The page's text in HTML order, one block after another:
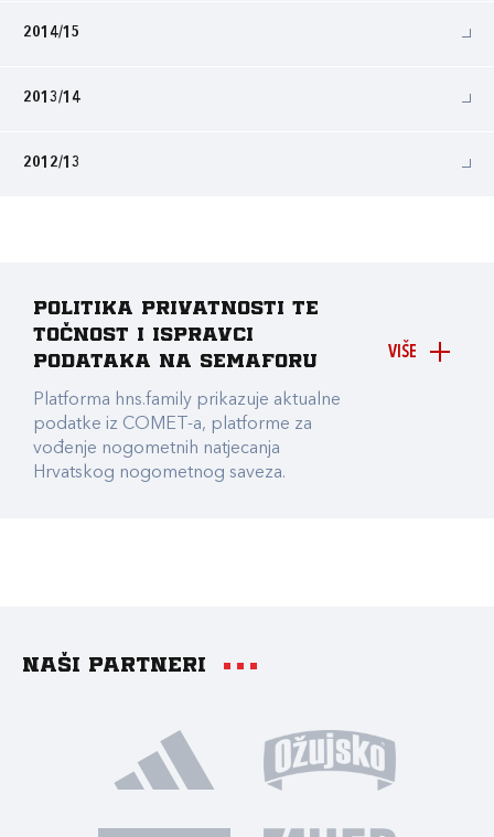
2014/15
2013/14
2012/13
VIŠE
Politika privatnosti te
točnost i ispravci
podataka na Semaforu
Platforma hns.family prikazuje aktualne
podatke iz COMET-a, platforme za
vođenje nogometnih natjecanja
Hrvatskog nogometnog saveza.
Naši partneri